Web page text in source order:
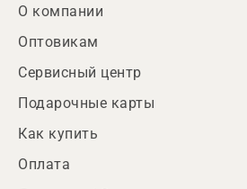
О компании
Оптовикам
Сервисный центр
Подарочные карты
Как купить
Оплата